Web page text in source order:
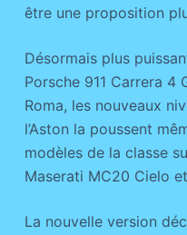
être une proposition
Désormais plus
Porsche 911 Carrera 4
Roma, les nouveaux
l’Aston la poussent
modèles de la classe
Maserati MC20 Cielo
La nouvelle version